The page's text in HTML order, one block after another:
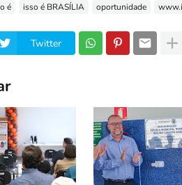
é isso é BRASÍLIA oportunidade
Twitter